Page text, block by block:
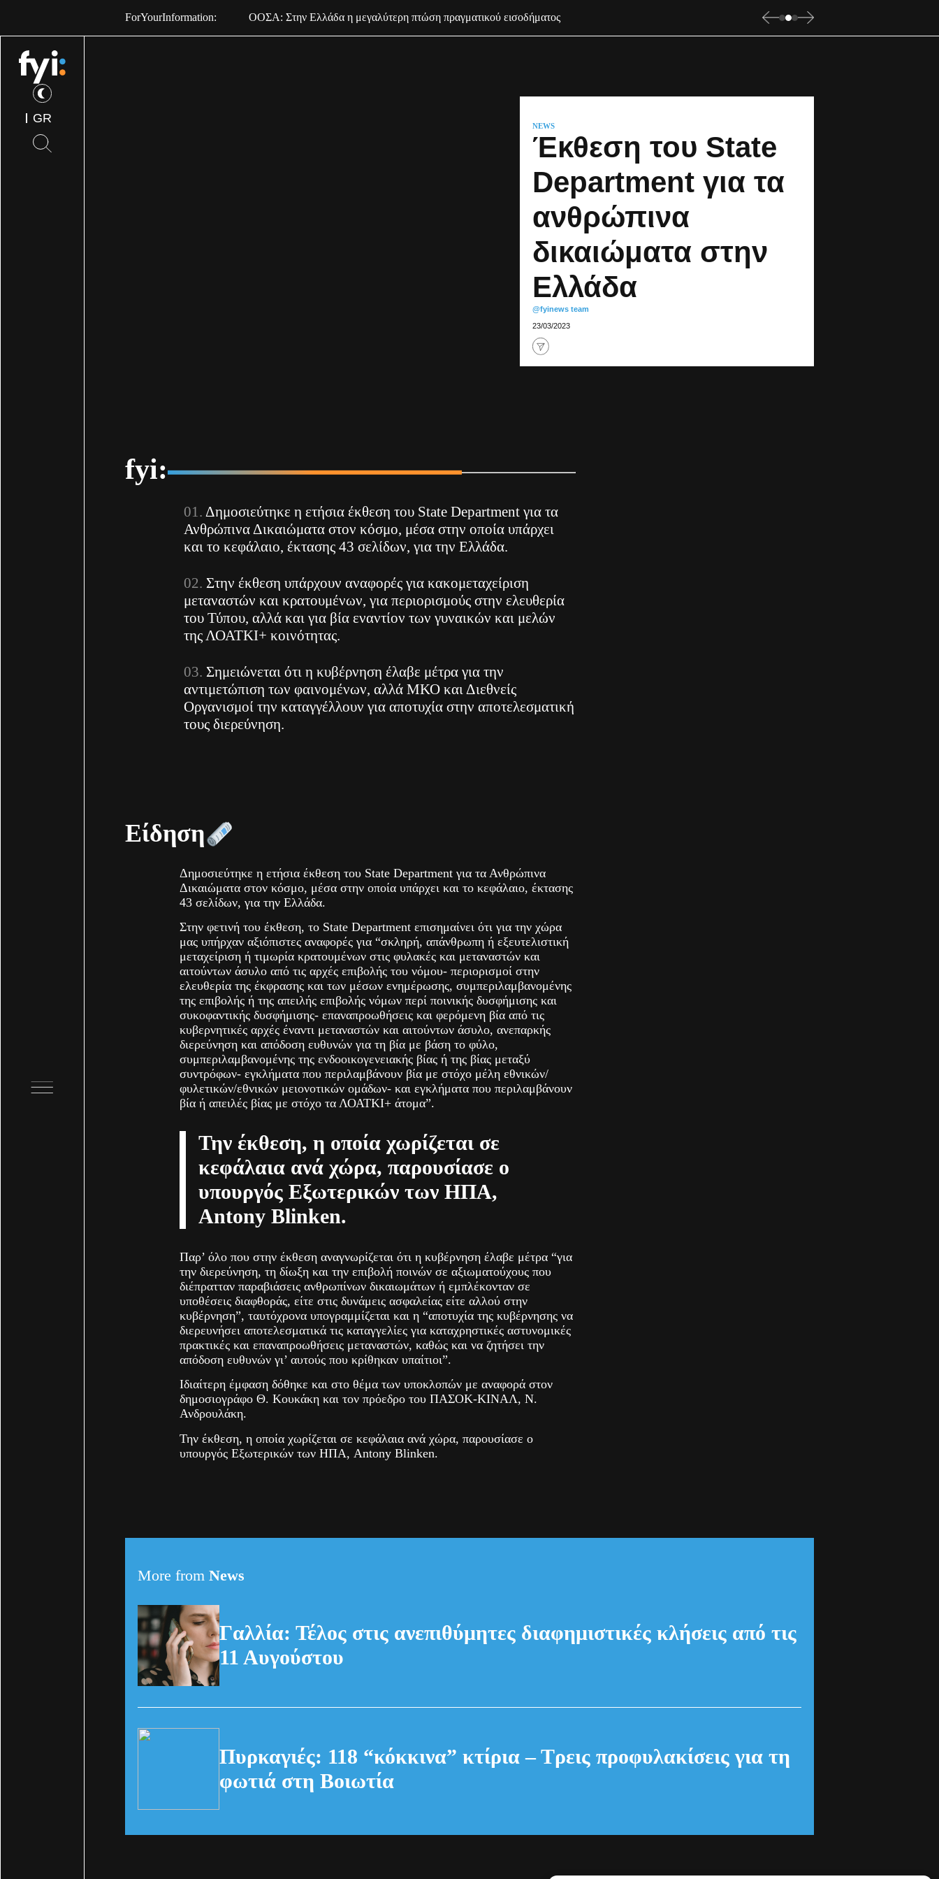
GR
ForYourInformation: ΟΟΣΑ: Στην Ελλάδα η μεγαλύτερη πτώση πραγματικού εισοδήματος
NEWS
Έκθεση του State
Department για τα
ανθρώπινα
δικαιώματα στην
Ελλάδα
@fyinews team
23/03/2023
fyi:
Δημοσιεύτηκε η ετήσια έκθεση του State Department για τα
Ανθρώπινα Δικαιώματα στον κόσμο, μέσα στην οποία υπάρχει
και το κεφάλαιο, έκτασης 43 σελίδων, για την Ελλάδα.
Στην έκθεση υπάρχουν αναφορές για κακομεταχείριση
μεταναστών και κρατουμένων, για περιορισμούς στην ελευθερία
του Τύπου, αλλά και για βία εναντίον των γυναικών και μελών
της ΛΟΑΤΚΙ+ κοινότητας.
Σημειώνεται ότι η κυβέρνηση έλαβε μέτρα για την
αντιμετώπιση των φαινομένων, αλλά ΜΚΟ και Διεθνείς
Οργανισμοί την καταγγέλλουν για αποτυχία στην αποτελεσματική
τους διερεύνηση.
Είδηση
Δημοσιεύτηκε η ετήσια έκθεση του State Department για τα Ανθρώπινα
Δικαιώματα στον κόσμο, μέσα στην οποία υπάρχει και το κεφάλαιο, έκτασης
43 σελίδων, για την Ελλάδα.
Στην φετινή του έκθεση, το State Department επισημαίνει ότι για την χώρα
μας υπήρχαν αξιόπιστες αναφορές για “σκληρή, απάνθρωπη ή εξευτελιστική
μεταχείριση ή τιμωρία κρατουμένων στις φυλακές και μεταναστών και
αιτούντων άσυλο από τις αρχές επιβολής του νόμου- περιορισμοί στην
ελευθερία της έκφρασης και των μέσων ενημέρωσης, συμπεριλαμβανομένης
της επιβολής ή της απειλής επιβολής νόμων περί ποινικής δυσφήμισης και
συκοφαντικής δυσφήμισης- επαναπροωθήσεις και φερόμενη βία από τις
κυβερνητικές αρχές έναντι μεταναστών και αιτούντων άσυλο, ανεπαρκής
διερεύνηση και απόδοση ευθυνών για τη βία με βάση το φύλο,
συμπεριλαμβανομένης της ενδοοικογενειακής βίας ή της βίας μεταξύ
συντρόφων- εγκλήματα που περιλαμβάνουν βία με στόχο μέλη εθνικών/
φυλετικών/εθνικών μειονοτικών ομάδων- και εγκλήματα που περιλαμβάνουν
βία ή απειλές βίας με στόχο τα ΛΟΑΤΚΙ+ άτομα”.
Την έκθεση, η οποία χωρίζεται σε
κεφάλαια ανά χώρα, παρουσίασε ο
υπουργός Εξωτερικών των ΗΠΑ,
Antony Blinken.
Παρ’ όλο που στην έκθεση αναγνωρίζεται ότι η κυβέρνηση έλαβε μέτρα “για
την διερεύνηση, τη δίωξη και την επιβολή ποινών σε αξιωματούχους που
διέπρατταν παραβιάσεις ανθρωπίνων δικαιωμάτων ή εμπλέκονταν σε
υποθέσεις διαφθοράς, είτε στις δυνάμεις ασφαλείας είτε αλλού στην
κυβέρνηση”, ταυτόχρονα υπογραμμίζεται και η “αποτυχία της κυβέρνησης να
διερευνήσει αποτελεσματικά τις καταγγελίες για καταχρηστικές αστυνομικές
πρακτικές και επαναπροωθήσεις μεταναστών, καθώς και να ζητήσει την
απόδοση ευθυνών γι’ αυτούς που κρίθηκαν υπαίτιοι”.
Ιδιαίτερη έμφαση δόθηκε και στο θέμα των υποκλοπών με αναφορά στον
δημοσιογράφο Θ. Κουκάκη και τον πρόεδρο του ΠΑΣΟΚ-ΚΙΝΑΛ, Ν.
Ανδρουλάκη.
Την έκθεση, η οποία χωρίζεται σε κεφάλαια ανά χώρα, παρουσίασε ο
υπουργός Εξωτερικών των ΗΠΑ, Antony Blinken.
More fromNews
Γαλλία: Τέλος στις ανεπιθύμητες διαφημιστικές κλήσεις από τις
11 Αυγούστου
Πυρκαγιές: 118 “κόκκινα” κτίρια – Τρεις προφυλακίσεις για τη
φωτιά στη Βοιωτία